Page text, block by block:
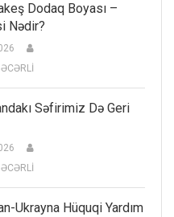
Dodaq Boyası –
Nədir?
Səfirimiz Də Geri
Ukrayna Hüquqi Yardım